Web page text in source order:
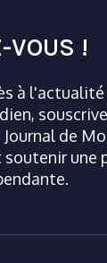
VOUS !
à
de
soutenir une